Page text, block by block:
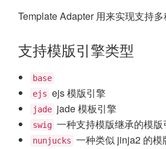
Template Adapter 用来实现支持
支持模版引擎类型
base
ejs ejs 模版引擎
jade jade 模板引擎
swig 一种支持模版继承的模版
nunjucks 一种类似 jinja2 的